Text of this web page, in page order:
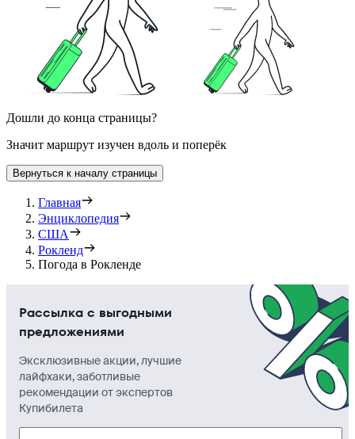
Дошли до конца страницы?
Значит маршрут изучен вдоль и поперёк
Вернуться к началу страницы
Главная
Энциклопедия
США
Рокленд
Погода в Рокленде
Рассылка с выгодными
предложениями
Эксклюзивные акции, лучшие
лайфхаки, заботливые
рекомендации от экспертов
Купибилета